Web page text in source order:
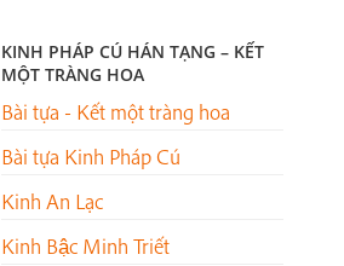
KINH PHÁP CÚ HÁN TẠNG – KẾT
MỘT TRÀNG HOA
Bài tựa - Kết một tràng hoa
Bài tựa Kinh Pháp Cú
Kinh An Lạc
Kinh Bậc Minh Triết